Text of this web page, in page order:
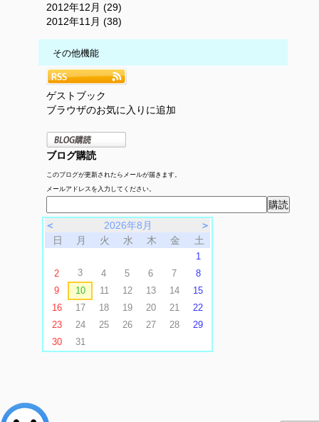
2012年12月 (29)
2012年11月 (38)
その他機能
ゲストブック
ブラウザのお気に入りに追加
ブログ購読
このブログが更新されたらメールが届きます。
メールアドレスを入力してください。
＜ 2026年8月
＞
日
月 火 水 木 金 土
1
2
3 4 5 6 7
8
9
10 11 12 13 14
15
16
17 18 19 20 21
22
23
24 25 26 27 28
29
30
31